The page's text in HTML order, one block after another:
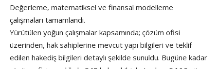
Değerleme, matematiksel ve finansal modelleme
çalışmaları tamamlandı.
Yürütülen yoğun çalışmalar kapsamında; çözüm ofisi
üzerinden, hak sahiplerine mevcut yapı bilgileri ve teklif
edilen hakediş bilgileri detaylı şekilde sunuldu. Bugüne kadar